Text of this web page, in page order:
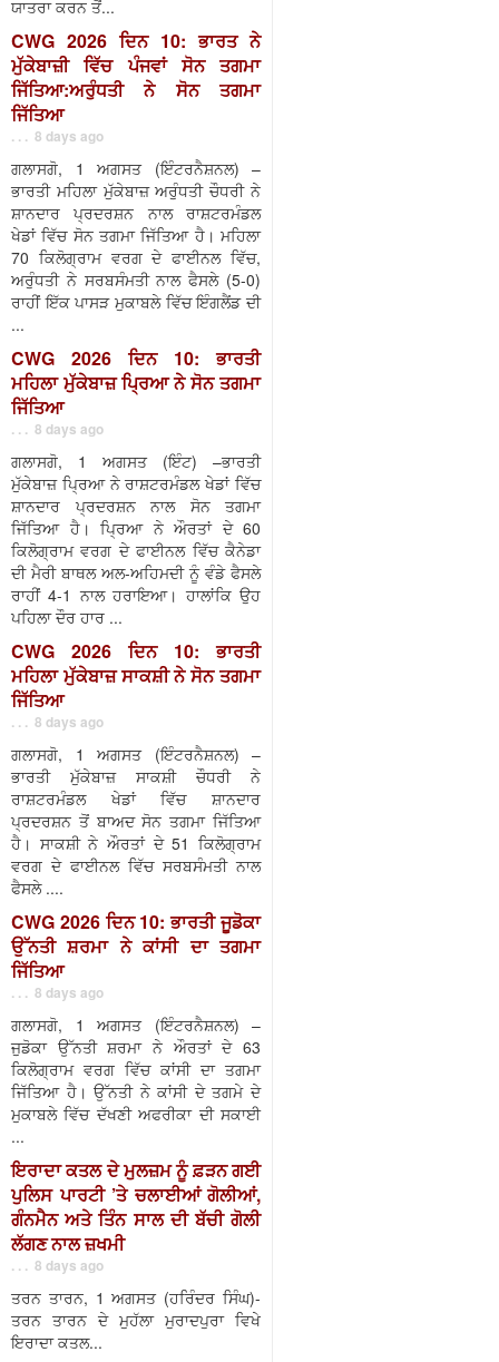
ਯਾਤਰਾ ਕਰਨ ਤੋਂ...
CWG 2026 ਦਿਨ 10: ਭਾਰਤ ਨੇ
ਮੁੱਕੇਬਾਜ਼ੀ ਵਿੱਚ ਪੰਜਵਾਂ ਸੋਨ ਤਗਮਾ
ਜਿੱਤਿਆ:ਅਰੁੰਧਤੀ ਨੇ ਸੋਨ ਤਗਮਾ
ਜਿੱਤਿਆ
. . . 8 days ago
ਗਲਾਸਗੋ, 1 ਅਗਸਤ (ਇੰਟਰਨੈਸ਼ਨਲ) –
ਭਾਰਤੀ ਮਹਿਲਾ ਮੁੱਕੇਬਾਜ਼ ਅਰੁੰਧਤੀ ਚੌਧਰੀ ਨੇ
ਸ਼ਾਨਦਾਰ ਪ੍ਰਦਰਸ਼ਨ ਨਾਲ ਰਾਸ਼ਟਰਮੰਡਲ
ਖੇਡਾਂ ਵਿੱਚ ਸੋਨ ਤਗਮਾ ਜਿੱਤਿਆ ਹੈ। ਮਹਿਲਾ
70 ਕਿਲੋਗ੍ਰਾਮ ਵਰਗ ਦੇ ਫਾਈਨਲ ਵਿੱਚ,
ਅਰੁੰਧਤੀ ਨੇ ਸਰਬਸੰਮਤੀ ਨਾਲ ਫੈਸਲੇ (5-0)
ਰਾਹੀਂ ਇੱਕ ਪਾਸੜ ਮੁਕਾਬਲੇ ਵਿੱਚ ਇੰਗਲੈਂਡ ਦੀ
...
CWG 2026 ਦਿਨ 10: ਭਾਰਤੀ
ਮਹਿਲਾ ਮੁੱਕੇਬਾਜ਼ ਪ੍ਰਿਆ ਨੇ ਸੋਨ ਤਗਮਾ
ਜਿੱਤਿਆ
. . . 8 days ago
ਗਲਾਸਗੋ, 1 ਅਗਸਤ (ਇੰਟ) –ਭਾਰਤੀ
ਮੁੱਕੇਬਾਜ਼ ਪ੍ਰਿਆ ਨੇ ਰਾਸ਼ਟਰਮੰਡਲ ਖੇਡਾਂ ਵਿੱਚ
ਸ਼ਾਨਦਾਰ ਪ੍ਰਦਰਸ਼ਨ ਨਾਲ ਸੋਨ ਤਗਮਾ
ਜਿੱਤਿਆ ਹੈ। ਪ੍ਰਿਆ ਨੇ ਔਰਤਾਂ ਦੇ 60
ਕਿਲੋਗ੍ਰਾਮ ਵਰਗ ਦੇ ਫਾਈਨਲ ਵਿੱਚ ਕੈਨੇਡਾ
ਦੀ ਮੈਰੀ ਬਾਥਲ ਅਲ-ਅਹਿਮਦੀ ਨੂੰ ਵੰਡੇ ਫੈਸਲੇ
ਰਾਹੀਂ 4-1 ਨਾਲ ਹਰਾਇਆ। ਹਾਲਾਂਕਿ ਉਹ
ਪਹਿਲਾ ਦੌਰ ਹਾਰ ...
CWG 2026 ਦਿਨ 10: ਭਾਰਤੀ
ਮਹਿਲਾ ਮੁੱਕੇਬਾਜ਼ ਸਾਕਸ਼ੀ ਨੇ ਸੋਨ ਤਗਮਾ
ਜਿੱਤਿਆ
. . . 8 days ago
ਗਲਾਸਗੋ, 1 ਅਗਸਤ (ਇੰਟਰਨੈਸ਼ਨਲ) –
ਭਾਰਤੀ ਮੁੱਕੇਬਾਜ਼ ਸਾਕਸ਼ੀ ਚੌਧਰੀ ਨੇ
ਰਾਸ਼ਟਰਮੰਡਲ ਖੇਡਾਂ ਵਿੱਚ ਸ਼ਾਨਦਾਰ
ਪ੍ਰਦਰਸ਼ਨ ਤੋਂ ਬਾਅਦ ਸੋਨ ਤਗਮਾ ਜਿੱਤਿਆ
ਹੈ। ਸਾਕਸ਼ੀ ਨੇ ਔਰਤਾਂ ਦੇ 51 ਕਿਲੋਗ੍ਰਾਮ
ਵਰਗ ਦੇ ਫਾਈਨਲ ਵਿੱਚ ਸਰਬਸੰਮਤੀ ਨਾਲ
ਫੈਸਲੇ ....
CWG 2026 ਦਿਨ 10: ਭਾਰਤੀ ਜੂਡੋਕਾ
ਉੱਨਤੀ ਸ਼ਰਮਾ ਨੇ ਕਾਂਸੀ ਦਾ ਤਗਮਾ
ਜਿੱਤਿਆ
. . . 8 days ago
ਗਲਾਸਗੋ, 1 ਅਗਸਤ (ਇੰਟਰਨੈਸ਼ਨਲ) –
ਜੁਡੋਕਾ ਉੱਨਤੀ ਸ਼ਰਮਾ ਨੇ ਔਰਤਾਂ ਦੇ 63
ਕਿਲੋਗ੍ਰਾਮ ਵਰਗ ਵਿੱਚ ਕਾਂਸੀ ਦਾ ਤਗਮਾ
ਜਿੱਤਿਆ ਹੈ। ਉੱਨਤੀ ਨੇ ਕਾਂਸੀ ਦੇ ਤਗਮੇ ਦੇ
ਮੁਕਾਬਲੇ ਵਿੱਚ ਦੱਖਣੀ ਅਫਰੀਕਾ ਦੀ ਸਕਾਈ
...
ਇਰਾਦਾ ਕਤਲ ਦੇ ਮੁਲਜ਼ਮ ਨੂੰ ਫ਼ੜਨ ਗਈ
ਪੁਲਿਸ ਪਾਰਟੀ ’ਤੇ ਚਲਾਈਆਂ ਗੋਲੀਆਂ,
ਗੰਨਮੈਨ ਅਤੇ ਤਿੰਨ ਸਾਲ ਦੀ ਬੱਚੀ ਗੋਲੀ
ਲੱਗਣ ਨਾਲ ਜ਼ਖਮੀ
. . . 8 days ago
ਤਰਨ ਤਾਰਨ, 1 ਅਗਸਤ (ਹਰਿੰਦਰ ਸਿੰਘ)-
ਤਰਨ ਤਾਰਨ ਦੇ ਮੁਹੱਲਾ ਮੁਰਾਦਪੁਰਾ ਵਿਖੇ
ਇਰਾਦਾ ਕਤਲ...